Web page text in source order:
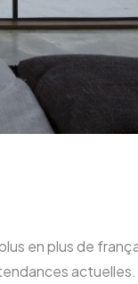
en plus de
actuelles.